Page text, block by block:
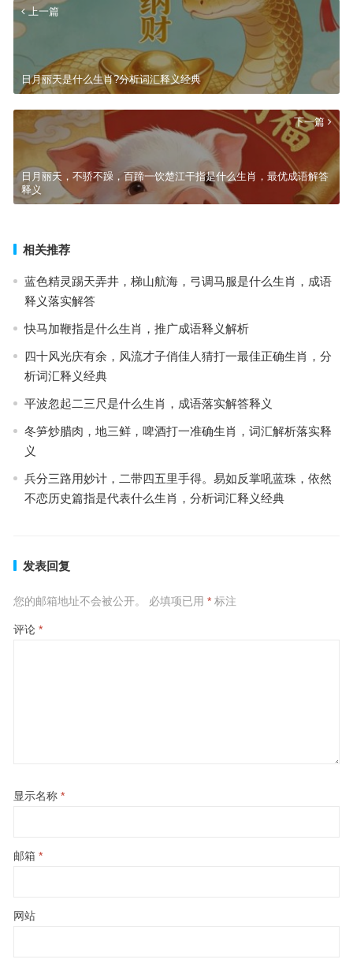
上一篇
日月丽天是什么生肖?分析词汇释义经典
下一篇
日月丽天，不骄不躁，百蹄一饮楚江干指是什么生肖，最优成语解答
释义
相关推荐
蓝色精灵踢天弄井，梯山航海，弓调马服是什么生肖，成语
释义落实解答
快马加鞭指是什么生肖，推广成语释义解析
四十风光庆有余，风流才子俏佳人猜打一最佳正确生肖，分
析词汇释义经典
平波忽起二三尺是什么生肖，成语落实解答释义
冬笋炒腊肉，地三鲜，啤酒打一准确生肖，词汇解析落实释
义
兵分三路用妙计，二带四五里手得。易如反掌吼蓝珠，依然
不恋历史篇指是代表什么生肖，分析词汇释义经典
发表回复
您的邮箱地址不会被公开。 必填项已用 *标注
评论 *
显示名称 *
邮箱 *
网站